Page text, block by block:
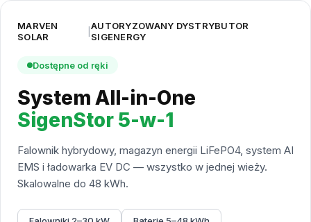
MARVEN
SOLAR
|AUTORYZOWANY DYSTRYBUTOR
SIGENERGY
Dostępne od ręki
System All-in-One
SigenStor 5-w-1
Falownik hybrydowy, magazyn energii LiFePO4, system AI
EMS i ładowarka EV DC — wszystko w jednej wieży.
Skalowalne do 48 kWh.